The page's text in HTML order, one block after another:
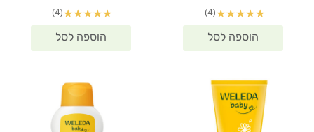
₪59.90.
★
★
★
★
★
(4)
₪43.30.
★
★
★
★
★
(4)